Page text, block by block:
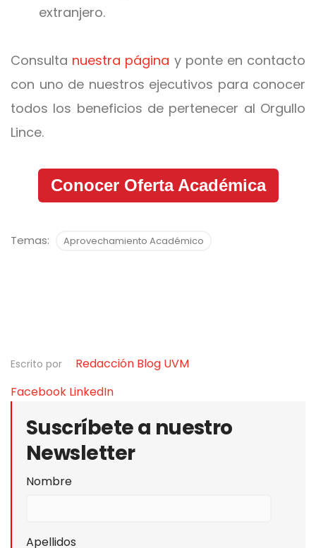
extranjero.
Consulta nuestra página y ponte en contacto
con uno de nuestros ejecutivos para conocer
todos los beneficios de pertenecer al Orgullo
Lince.
Conocer Oferta Académica
Temas: Aprovechamiento Académico
Escrito por
Redacción Blog UVM
Facebook LinkedIn
Suscríbete a nuestro
Newsletter
Nombre
Apellidos